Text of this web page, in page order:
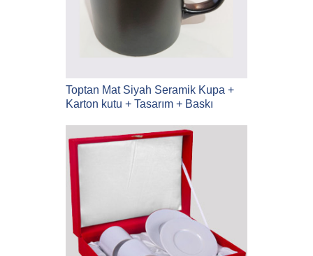
Toptan Mat Siyah Seramik Kupa +
Karton kutu + Tasarım + Baskı